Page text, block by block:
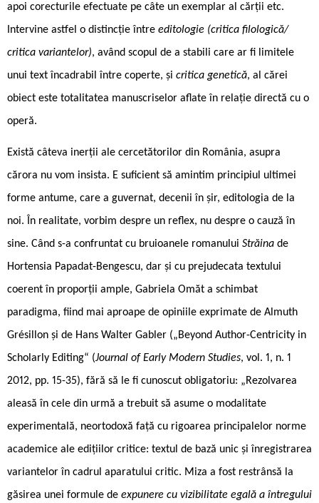
apoi corecturile efectuate pe câte un exemplar al cărții etc.
Intervine astfel o distincție între editologie (critica filologică/
critica variantelor), având scopul de a stabili care ar fi limitele
unui text încadrabil între coperte, și critica genetică, al cărei
obiect este totalitatea manuscriselor aflate în relație directă cu o
operă.
Există câteva inerții ale cercetătorilor din România, asupra
cărora nu vom insista. E suficient să amintim principiul ultimei
forme antume, care a guvernat, decenii în șir, editologia de la
noi. În realitate, vorbim despre un reflex, nu despre o cauză în
sine. Când s-a confruntat cu bruioanele romanului Străina de
Hortensia Papadat-Bengescu, dar și cu prejudecata textului
coerent în proporții ample, Gabriela Omăt a schimbat
paradigma, fiind mai aproape de opiniile exprimate de Almuth
Grésillon și de Hans Walter Gabler („Beyond Author-Centricity in
Scholarly Editing“ (Journal of Early Modern Studies, vol. 1, n. 1
2012, pp. 15-35), fără să le fi cunoscut obligatoriu: „Rezolvarea
aleasă în cele din urmă a trebuit să asume o modalitate
experimentală, neortodoxă față cu rigoarea principalelor norme
academice ale edițiilor critice: textul de bază unic și înregistrarea
variantelor în cadrul aparatului critic. Miza a fost restrânsă la
găsirea unei formule de expunere cu vizibilitate egală a întregului